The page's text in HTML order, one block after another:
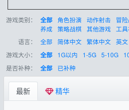
游戏类别： 全部 角色扮演 动作射击 冒
养成 策略战棋 其他游戏
工
语言：
全部 简体中文 繁体中文 英文
游戏大小：
全部 1G以内 1-5G 5-10G
是否补种：
全部 已补种
最新 精华